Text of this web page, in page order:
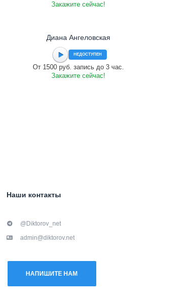
Закажите сейчас!
Диана Ангеловская
НЕДОСТУПЕН
От 1500 руб. запись до 3 час.
Закажите сейчас!
Наши контакты
@Diktorov_net
admin@diktorov.net
НАПИШИТЕ НАМ